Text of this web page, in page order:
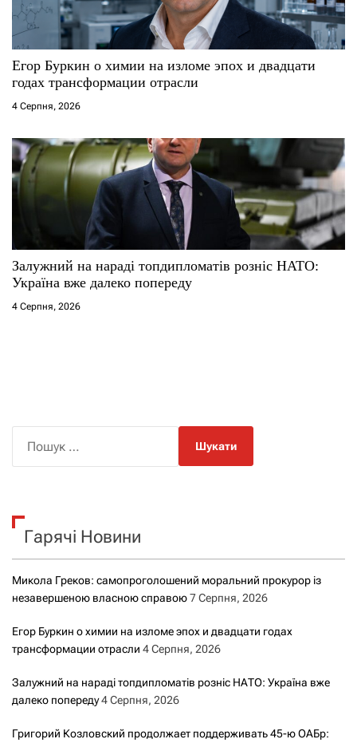
Егор Буркин о химии на изломе эпох и двадцати
годах трансформации отрасли
4 Серпня, 2026
Залужний на нараді топдипломатів розніс НАТО:
Україна вже далеко попереду
4 Серпня, 2026
к
Гарячі Новини
Микола Греков: самопроголошений моральний прокурор із
незавершеною власною справою7 Серпня, 2026
Егор Буркин о химии на изломе эпох и двадцати годах
трансформации отрасли 4 Серпня, 2026
Залужний на нараді топдипломатів розніс НАТО: Україна вже
далеко попереду4 Серпня, 2026
Григорий Козловский продолжает поддерживать 45-ю ОАБр: